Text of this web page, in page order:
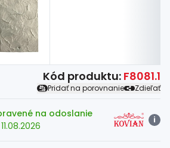
Kód produktu: F8081.1
Pridať na porovnanie Zdieľať
na odoslanie
11.08.2026
i